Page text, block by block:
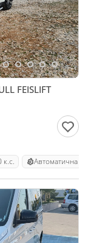
FEISLIFT
к.с. Автоматична